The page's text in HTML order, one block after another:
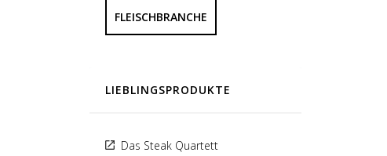
FLEISCHBRANCHE
LIEBLINGSPRODUKTE
Das Steak Quartett